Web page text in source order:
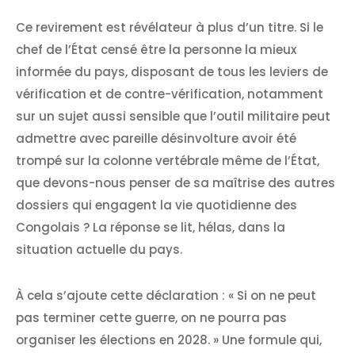
Ce revirement est révélateur à plus d’un titre. Si le
chef de l’État censé être la personne la mieux
informée du pays, disposant de tous les leviers de
vérification et de contre-vérification, notamment
sur un sujet aussi sensible que l’outil militaire peut
admettre avec pareille désinvolture avoir été
trompé sur la colonne vertébrale même de l’État,
que devons-nous penser de sa maîtrise des autres
dossiers qui engagent la vie quotidienne des
Congolais ? La réponse se lit, hélas, dans la
situation actuelle du pays.
À cela s’ajoute cette déclaration : « Si on ne peut
pas terminer cette guerre, on ne pourra pas
organiser les élections en 2028. » Une formule qui,